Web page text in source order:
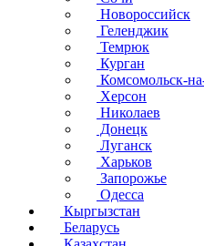
Новороссийск
Геленджик
Темрюк
Курган
Комсомольск-
Херсон
Николаев
Донецк
Луганск
Харьков
Запорожье
Одесса
Кыргызстан
Беларусь